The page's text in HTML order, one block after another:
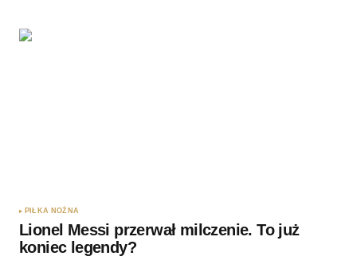
PIŁKA NOŻNA
Lionel Messi przerwał milczenie. To już
koniec legendy?